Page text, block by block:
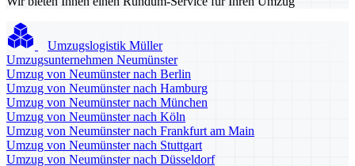
Umzugslogistik Müller
Umzugsunternehmen Neumünster
Umzug von Neumünster nach Berlin
Umzug von Neumünster nach Hamburg
Umzug von Neumünster nach München
Umzug von Neumünster nach Köln
Umzug von Neumünster nach Frankfurt am Main
Umzug von Neumünster nach Stuttgart
Umzug von Neumünster nach Düsseldorf